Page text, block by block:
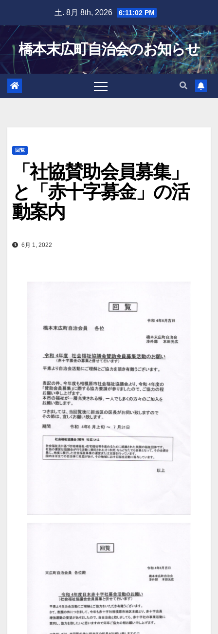
content
土. 8月 8th, 2026 6:11:03 PM
橋本末広町自治会のお知らせ
回覧
「社協賛助会員募集」
と「赤十字募金」の活
動案内
6月 1, 2022